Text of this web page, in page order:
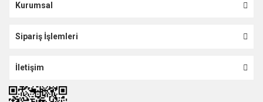
Kurumsal
Sipariş İşlemleri
İletişim